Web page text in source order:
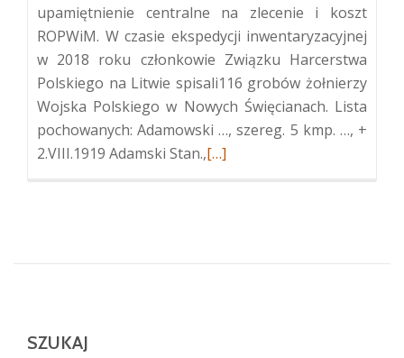
upamiętnienie centralne na zlecenie i koszt
ROPWiM. W czasie ekspedycji inwentaryzacyjnej
w 2018 roku członkowie Związku Harcerstwa
Polskiego na Litwie spisali116 grobów żołnierzy
Wojska Polskiego w Nowych Święcianach. Lista
pochowanych: Adamowski …, szereg. 5 kmp. …, +
2.VIII.1919 Adamski Stan.,Więcej
w
[…]
SZUKAJ